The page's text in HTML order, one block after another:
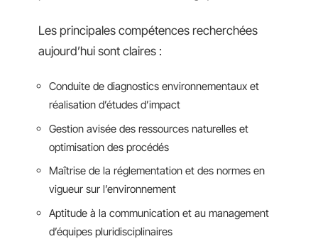
Les principales compétences recherchées
aujourd’hui sont claires :
Conduite de diagnostics environnementaux et
réalisation d’études d’impact
Gestion avisée des ressources naturelles et
optimisation des procédés
Maîtrise de la réglementation et des normes en
vigueur sur l’environnement
Aptitude à la communication et au management
d’équipes pluridisciplinaires